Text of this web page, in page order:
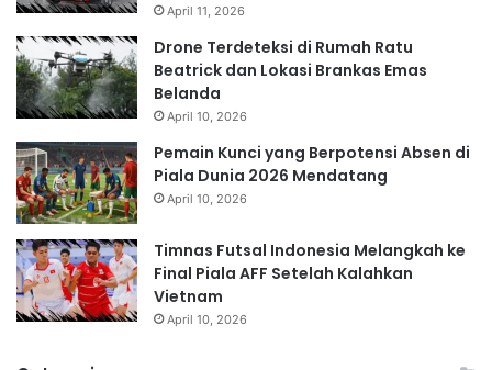
April 11, 2026
Drone Terdeteksi di Rumah Ratu
Beatrick dan Lokasi Brankas Emas
Belanda
April 10, 2026
Pemain Kunci yang Berpotensi Absen di
Piala Dunia 2026 Mendatang
April 10, 2026
Timnas Futsal Indonesia Melangkah ke
Final Piala AFF Setelah Kalahkan
Vietnam
April 10, 2026